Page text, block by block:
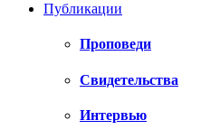
Публикации
Проповеди
Свидетельства
Интервью